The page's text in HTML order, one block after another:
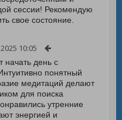
сессии! Рекомендую
свое состояние.
10:05
начать день с
понятный
медитаций делают
для поиска
утренние
энергией и